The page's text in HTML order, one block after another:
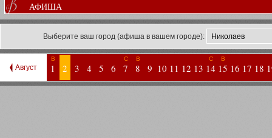
АФИША
Выберите ваш город (афиша в вашем городе):
Август
В
1 2 3 4 5 6
С
7
В
8 9 10 11 12 13
С
14
В
15 16 17 18